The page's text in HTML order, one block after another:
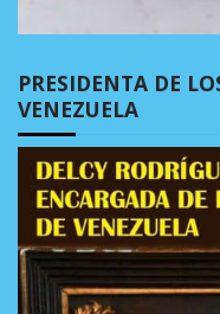
PRESIDENTA DE
VENEZUELA